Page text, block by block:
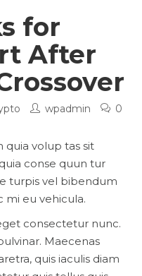
for
After
wpadmin 0
volup tas sit
conse quun tur
turpis vel bibendum
mi eu vehicula.
consectetur nunc.
Maecenas
quis iaculis diam